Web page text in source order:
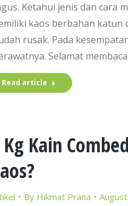
Ketahui jenis dan cara
kaos berbahan katun
rusak. Pada
Selamat
Read article
Kain
By Hikmat Prana